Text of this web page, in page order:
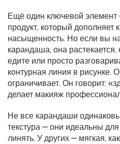
Ещё один ключевой элемент
продукт, который дополняет
насыщенность. Но если вы
карандаша, она
едите или просто
контурная линия в рисунке.
ограничивает. Он говорит:
делает макияж
Не все карандаши
текстура — они идеальны для
линять. У других — мягкая,